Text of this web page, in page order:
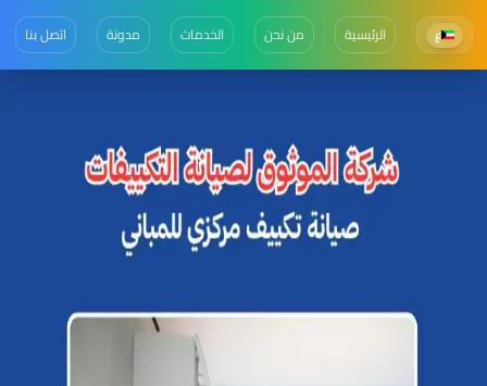
ع الرئيسية من نحن الخدمات مدونة اتصل بنا